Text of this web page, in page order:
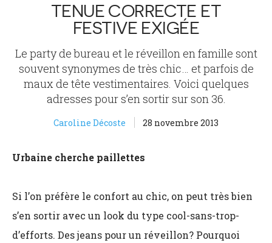
TENUE CORRECTE ET
FESTIVE EXIGÉE
Le party de bureau et le réveillon en famille sont
souvent synonymes de très chic… et parfois de
maux de tête vestimentaires. Voici quelques
adresses pour s’en sortir sur son 36.
Caroline Décoste 28 novembre 2013
Urbaine cherche paillettes
Si l’on préfère le confort au chic, on peut très bien
s’en sortir avec un look du type cool-sans-trop-
d’efforts. Des jeans pour un réveillon? Pourquoi